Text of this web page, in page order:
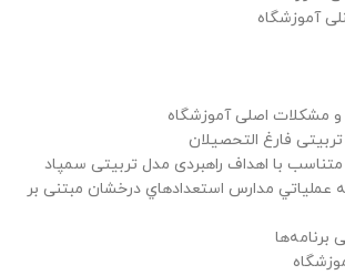
آموزشگاه
مشکلات اصلی آموزشگاه
فارغ التحصیلان
با اهداف راهبردی مدل تربیتی سمپاد
عملياتي مدارس استعدادهاي درخشان مبتنی بر